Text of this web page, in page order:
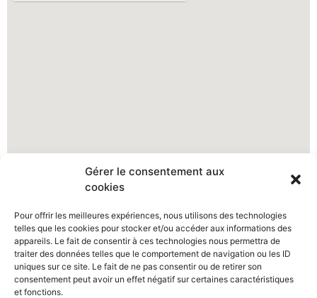
Gérer le consentement aux
cookies
Pour offrir les meilleures expériences, nous utilisons des technologies
telles que les cookies pour stocker et/ou accéder aux informations des
appareils. Le fait de consentir à ces technologies nous permettra de
traiter des données telles que le comportement de navigation ou les ID
uniques sur ce site. Le fait de ne pas consentir ou de retirer son
consentement peut avoir un effet négatif sur certaines caractéristiques
et fonctions.